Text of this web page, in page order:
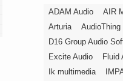
ADAM Audio AIR
Arturia
AudioThing
D16 Group Audio
Excite Audio
Fluid
Ik multimedia